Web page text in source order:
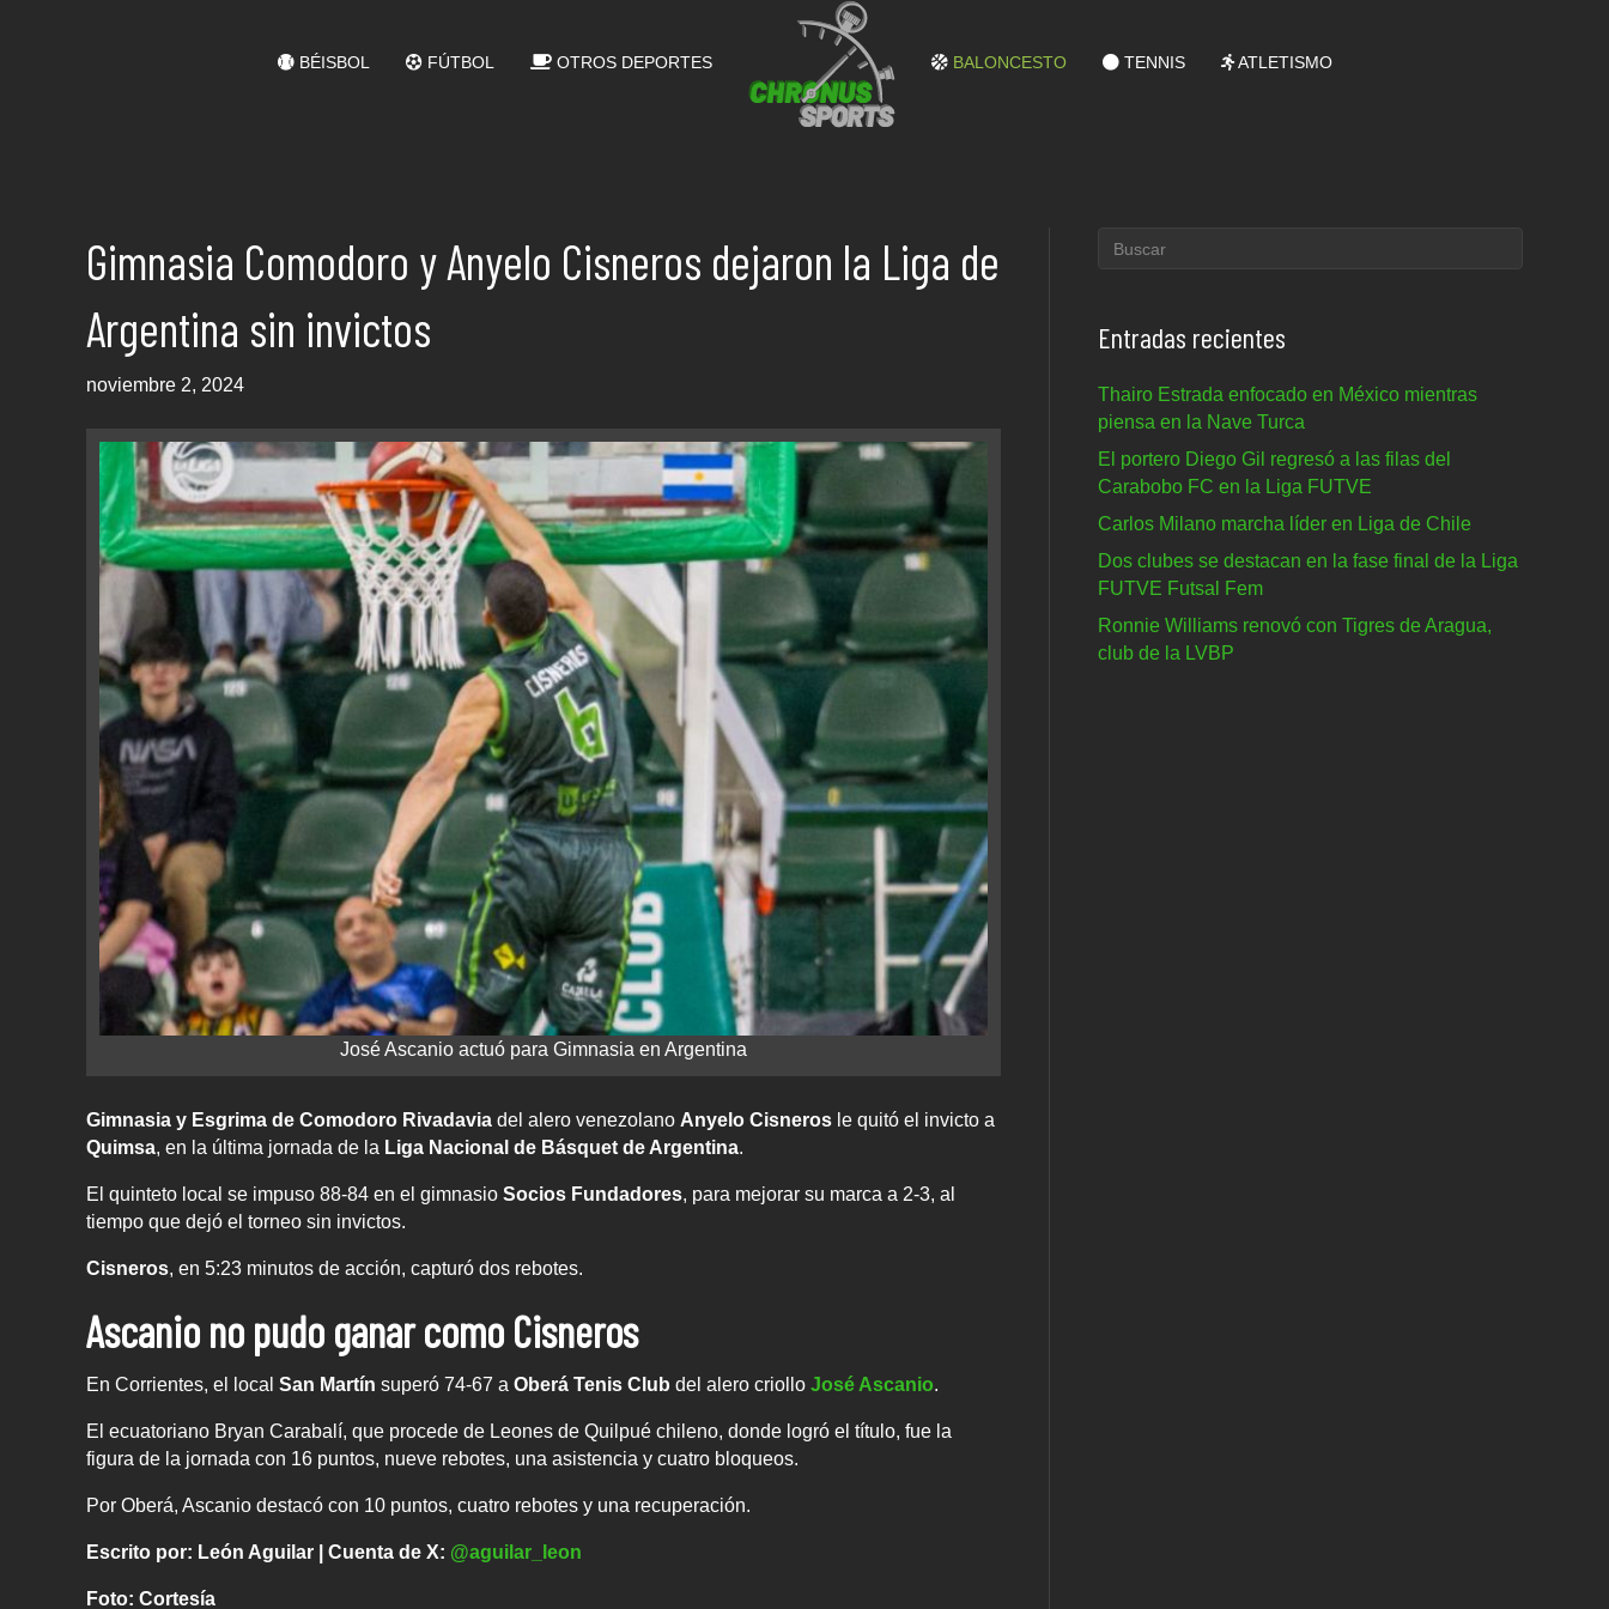
BÉISBOL FÚTBOL OTROS DEPORTES BALONCESTO TENNIS ATLETISMO
Gimnasia Comodoro y Anyelo Cisneros dejaron la Liga de
Argentina sin invictos
noviembre 2, 2024
José Ascanio actuó para Gimnasia en Argentina
Gimnasia y Esgrima de Comodoro Rivadavia del alero venezolano Anyelo Cisneros le quitó el invicto a
Quimsa, en la última jornada de la Liga Nacional de Básquet de Argentina.
El quinteto local se impuso 88-84 en el gimnasio Socios Fundadores, para mejorar su marca a 2-3, al
tiempo que dejó el torneo sin invictos.
Cisneros, en 5:23 minutos de acción, capturó dos rebotes.
Ascanio no pudo ganar como Cisneros
En Corrientes, el local San Martín superó 74-67 a Oberá Tenis Club del alero criollo José Ascanio.
El ecuatoriano Bryan Carabalí, que procede de Leones de Quilpué chileno, donde logró el título, fue la
figura de la jornada con 16 puntos, nueve rebotes, una asistencia y cuatro bloqueos.
Por Oberá, Ascanio destacó con 10 puntos, cuatro rebotes y una recuperación.
Escrito por: León Aguilar | Cuenta de X: @aguilar_leon
Foto: Cortesía
Entradas recientes
Thairo Estrada enfocado en México mientras
piensa en la Nave Turca
El portero Diego Gil regresó a las filas del
Carabobo FC en la Liga FUTVE
Carlos Milano marcha líder en Liga de Chile
Dos clubes se destacan en la fase final de la Liga
FUTVE Futsal Fem
Ronnie Williams renovó con Tigres de Aragua,
club de la LVBP